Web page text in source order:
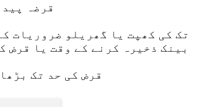
قرضہ
تک کی کھپت یا گھریلو ضروریات
قرض کی حد تک